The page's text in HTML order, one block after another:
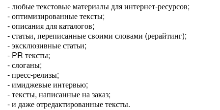
- любые текстовые материалы для интернет-ресурсов;
- оптимизированные тексты;
- описания для каталогов;
- статьи, переписанные своими словами (рерайтинг);
- эксклюзивные статьи;
- PR тексты;
- слоганы;
- пресс-релизы;
- имиджевые интервью;
- тексты, написанные на заказ;
- и даже отредактированные тексты.